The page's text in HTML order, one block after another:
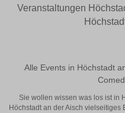
Veranstaltungen
Alle Events in Höchstadt
Sie wollen wissen was los ist in
Höchstadt an der Aisch